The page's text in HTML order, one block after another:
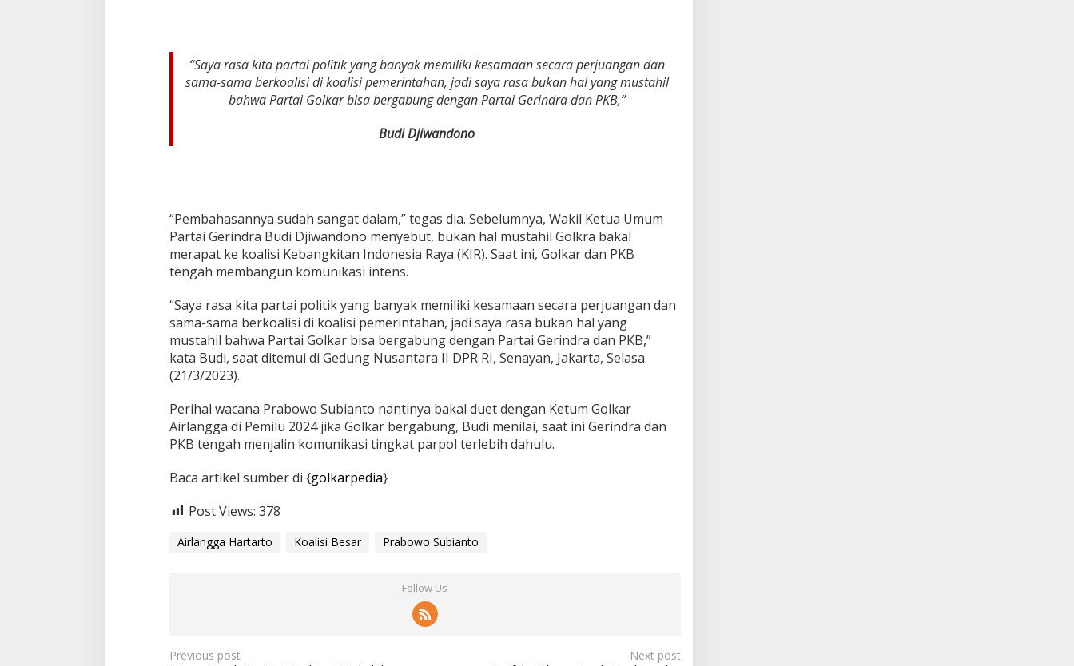
“Saya rasa kita partai politik yang banyak memiliki kesamaan secara perjuangan dan
sama-sama berkoalisi di koalisi pemerintahan, jadi saya rasa bukan hal yang mustahil
bahwa Partai Golkar bisa bergabung dengan Partai Gerindra dan PKB,”
Budi Djiwandono
“Pembahasannya sudah sangat dalam,” tegas dia. Sebelumnya, Wakil Ketua Umum
Partai Gerindra Budi Djiwandono menyebut, bukan hal mustahil Golkra bakal
merapat ke koalisi Kebangkitan Indonesia Raya (KIR). Saat ini, Golkar dan PKB
tengah membangun komunikasi intens.
“Saya rasa kita partai politik yang banyak memiliki kesamaan secara perjuangan dan
sama-sama berkoalisi di koalisi pemerintahan, jadi saya rasa bukan hal yang
mustahil bahwa Partai Golkar bisa bergabung dengan Partai Gerindra dan PKB,”
kata Budi, saat ditemui di Gedung Nusantara II DPR RI, Senayan, Jakarta, Selasa
(21/3/2023).
Perihal wacana Prabowo Subianto nantinya bakal duet dengan Ketum Golkar
Airlangga di Pemilu 2024 jika Golkar bergabung, Budi menilai, saat ini Gerindra dan
PKB tengah menjalin komunikasi tingkat parpol terlebih dahulu.
Baca artikel sumber di {golkarpedia}
Post Views: 378
Airlangga Hartarto Koalisi Besar Prabowo Subianto
Follow Us
P
Previous post
Next post